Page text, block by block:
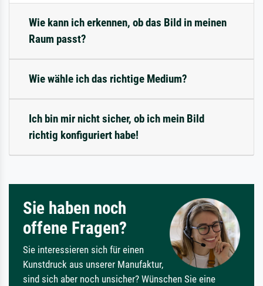
Wie kann ich erkennen, ob das Bild in meinen
Raum passt?
Wie wähle ich das richtige Medium?
Ich bin mir nicht sicher, ob ich mein Bild
richtig konfiguriert habe!
Sie haben noch
offene Fragen?
Sie interessieren sich für einen
Kunstdruck aus unserer Manufaktur,
sind sich aber noch unsicher? Wünschen Sie eine